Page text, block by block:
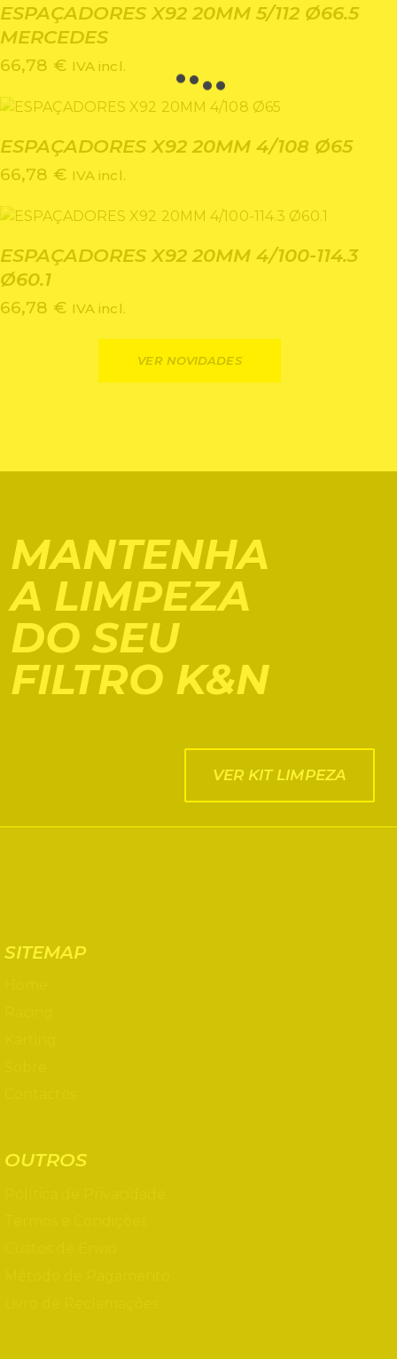
ESPAÇADORES X92 20MM 5/112 Ø66.5
MERCEDES
66,78 € IVA incl.
ESPAÇADORES X92 20MM 4/108 Ø65
66,78 € IVA incl.
ESPAÇADORES X92 20MM 4/100-114.3
Ø60.1
66,78 € IVA incl.
VER NOVIDADES
MANTENHA
A LIMPEZA
DO SEU
FILTRO K&N
VER KIT LIMPEZA
SITEMAP
OUTROS